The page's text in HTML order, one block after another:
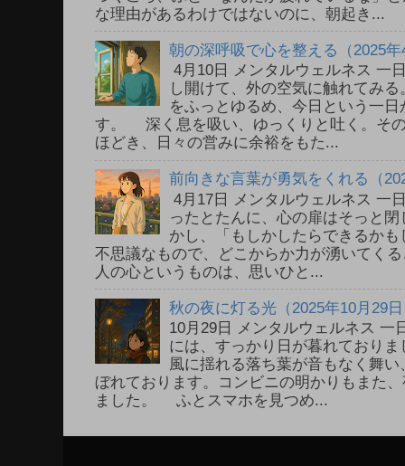
な理由があるわけではないのに、朝起き...
朝の深呼吸で心を整える（2025
4月10日 メンタルウェルネス
し開けて、外の空気に触れてみ
をふっとゆるめ、今日という一
す。 深く息を吸い、ゆっくりと吐く。そ
ほどき、日々の営みに余裕をもた...
前向きな言葉が勇気をくれる（
4月17日 メンタルウェルネス
ったとたんに、心の扉はそっと
かし、「もしかしたらできるか
不思議なもので、どこからか力が湧いて
人の心というものは、思いひと...
秋の夜に灯る光（2025年10月29
10月29日 メンタルウェルネス
には、すっかり日が暮れており
風に揺れる落ち葉が音もなく舞
ぼれております。コンビニの明かりもまた
ました。 ふとスマホを見つめ...